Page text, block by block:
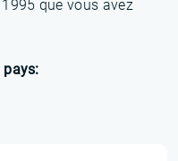
que vous avez